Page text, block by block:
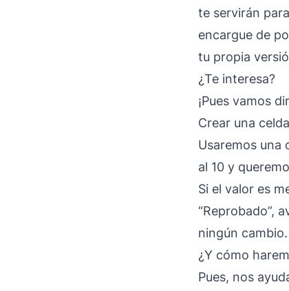
te servirán
encargue de
tu propia
¿Te interesa?
¡Pues vamos
Crear una
Usaremos una
al 10 y
Si el valor es
“Reprobado”,
ningún cambio.
¿Y cómo
Pues, nos